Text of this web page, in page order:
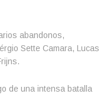
abandonos,
Sette Camara, Lucas
de una intensa batalla